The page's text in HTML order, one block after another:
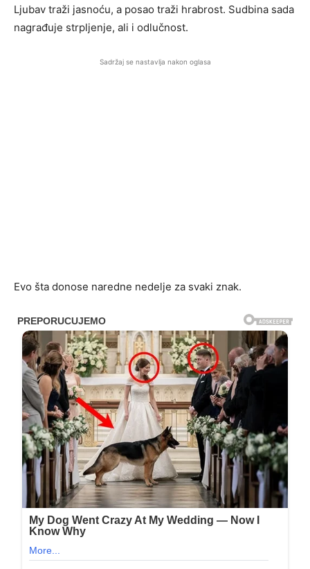
Ljubav traži jasnoću, a posao traži hrabrost. Sudbina sada
nagrađuje strpljenje, ali i odlučnost.
Sadržaj se nastavlja nakon oglasa
Evo šta donose naredne nedelje za svaki znak.